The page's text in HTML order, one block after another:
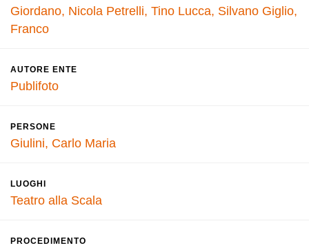
Giordano, Nicola Petrelli, Tino Lucca, Silvano Giglio,
Franco
AUTORE ENTE
Publifoto
PERSONE
Giulini, Carlo Maria
LUOGHI
Teatro alla Scala
PROCEDIMENTO